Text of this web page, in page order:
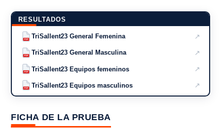
RESULTADOS
PDF TriSallent23 General Femenina ↗
PDF TriSallent23 General Masculina ↗
PDF TriSallent23 Equipos femeninos ↗
PDF TriSallent23 Equipos masculinos ↗
FICHA DE LA PRUEBA